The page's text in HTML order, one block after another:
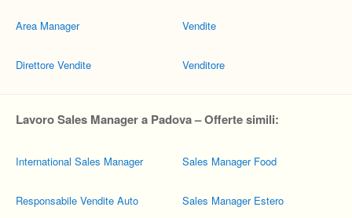
Area Manager
Direttore Vendite
Vendite
Venditore
Lavoro Sales Manager a Padova – Offerte simili:
International Sales Manager
Responsabile Vendite Auto
Sales Manager Food
Sales Manager Estero